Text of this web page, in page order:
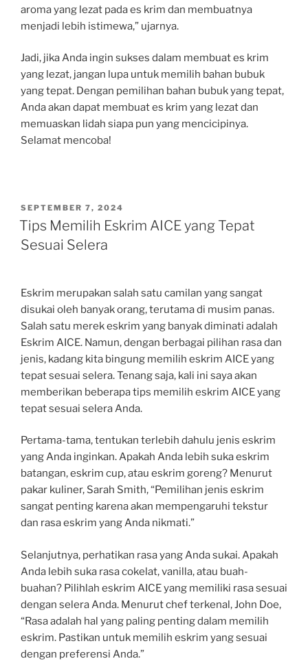
aroma yang lezat pada es krim dan membuatnya
menjadi lebih istimewa,” ujarnya.
Jadi, jika Anda ingin sukses dalam membuat es krim
yang lezat, jangan lupa untuk memilih bahan bubuk
yang tepat. Dengan pemilihan bahan bubuk yang tepat,
Anda akan dapat membuat es krim yang lezat dan
memuaskan lidah siapa pun yang mencicipinya.
Selamat mencoba!
POSTED
ON
SEPTEMBER 7, 2024
Tips Memilih Eskrim AICE yang Tepat
Sesuai Selera
Eskrim merupakan salah satu camilan yang sangat
disukai oleh banyak orang, terutama di musim panas.
Salah satu merek eskrim yang banyak diminati adalah
Eskrim AICE. Namun, dengan berbagai pilihan rasa dan
jenis, kadang kita bingung memilih eskrim AICE yang
tepat sesuai selera. Tenang saja, kali ini saya akan
memberikan beberapa tips memilih eskrim AICE yang
tepat sesuai selera Anda.
Pertama-tama, tentukan terlebih dahulu jenis eskrim
yang Anda inginkan. Apakah Anda lebih suka eskrim
batangan, eskrim cup, atau eskrim goreng? Menurut
pakar kuliner, Sarah Smith, “Pemilihan jenis eskrim
sangat penting karena akan mempengaruhi tekstur
dan rasa eskrim yang Anda nikmati.”
Selanjutnya, perhatikan rasa yang Anda sukai. Apakah
Anda lebih suka rasa cokelat, vanilla, atau buah-
buahan? Pilihlah eskrim AICE yang memiliki rasa sesuai
dengan selera Anda. Menurut chef terkenal, John Doe,
“Rasa adalah hal yang paling penting dalam memilih
eskrim. Pastikan untuk memilih eskrim yang sesuai
dengan preferensi Anda.”